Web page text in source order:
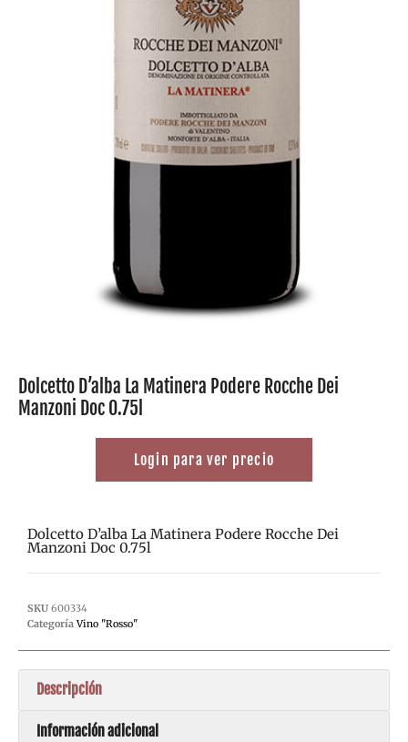
Dolcetto D’alba La Matinera Podere Rocche Dei
Manzoni Doc 0.75l
Login para ver precio
Dolcetto D’alba La Matinera Podere Rocche Dei
Manzoni Doc 0.75l
SKU 600334
Categoría Vino "Rosso"
Descripción
Información adicional